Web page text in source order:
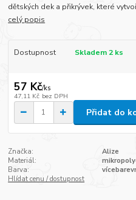
dětských dek a přikrývek, které
celý popis
Dostupnost Skladem 2 ks
57 Kč/ks
47,11 Kč bez DPH
Přidat do
Značka:
Alize
Materiál:
Barva:
Hlídat cenu / dostupnost